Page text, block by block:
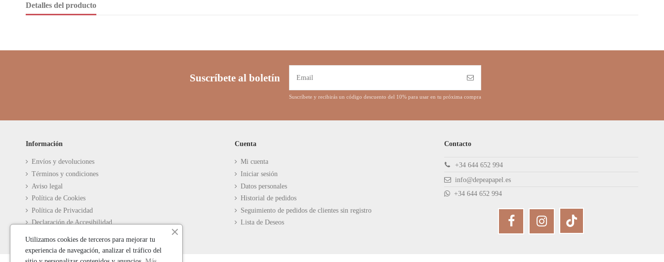
Detalles del producto
Suscríbete al boletín
Suscríbete y recibirás un código descuento del 10% para usar en tu próxima compra
Información
Envíos y devoluciones
Términos y condiciones
Aviso legal
Política de Cookies
Política de Privacidad
Declaración de Accesibilidad
Cuenta
Mi cuenta
Iniciar sesión
Datos personales
Historial de pedidos
Seguimiento de pedidos de clientes sin registro
Lista de Deseos
Contacto
+34 644 652 994
info@depeapapel.es
+34 644 652 994
Utilizamos cookies de terceros para mejorar tu
experiencia de navegación, analizar el tráfico del